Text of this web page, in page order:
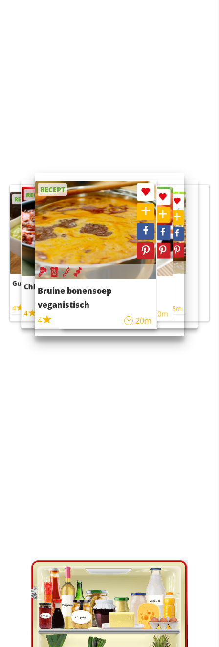
RECEPT
Guacamole
4
RECEPT
Chili con carne
4 45m
RECEPT
Bruine bonensoep
veganistisch
4
20m
RECEPT
Sushi rijstsalade
maaltijdsalade
40m
RECEPT
4 55m